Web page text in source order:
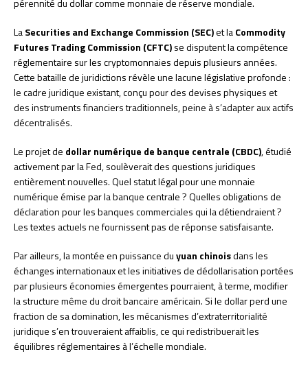
pérennité du dollar comme monnaie de réserve mondiale.
LaSecurities and Exchange Commission (SEC)et laCommodity
Futures Trading Commission (CFTC)se disputent la compétence
réglementaire sur les cryptomonnaies depuis plusieurs années.
Cette bataille de juridictions révèle une lacune législative profonde :
le cadre juridique existant, conçu pour des devises physiques et
des instruments financiers traditionnels, peine à s’adapter aux actifs
décentralisés.
Le projet de dollar numérique de banque centrale (CBDC), étudié
activement par la Fed, soulèverait des questions juridiques
entièrement nouvelles. Quel statut légal pour une monnaie
numérique émise par la banque centrale ? Quelles obligations de
déclaration pour les banques commerciales qui la détiendraient ?
Les textes actuels ne fournissent pas de réponse satisfaisante.
Par ailleurs, la montée en puissance duyuan chinoisdans les
échanges internationaux et les initiatives de dédollarisation portées
par plusieurs économies émergentes pourraient, à terme, modifier
la structure même du droit bancaire américain. Si le dollar perd une
fraction de sa domination, les mécanismes d’extraterritorialité
juridique s’en trouveraient affaiblis, ce qui redistribuerait les
équilibres réglementaires à l’échelle mondiale.